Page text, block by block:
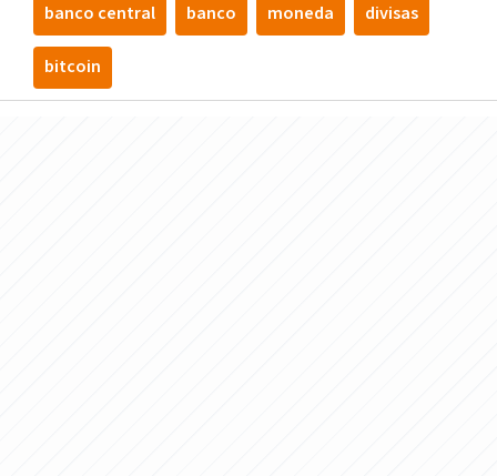
banco central banco moneda divisas
bitcoin